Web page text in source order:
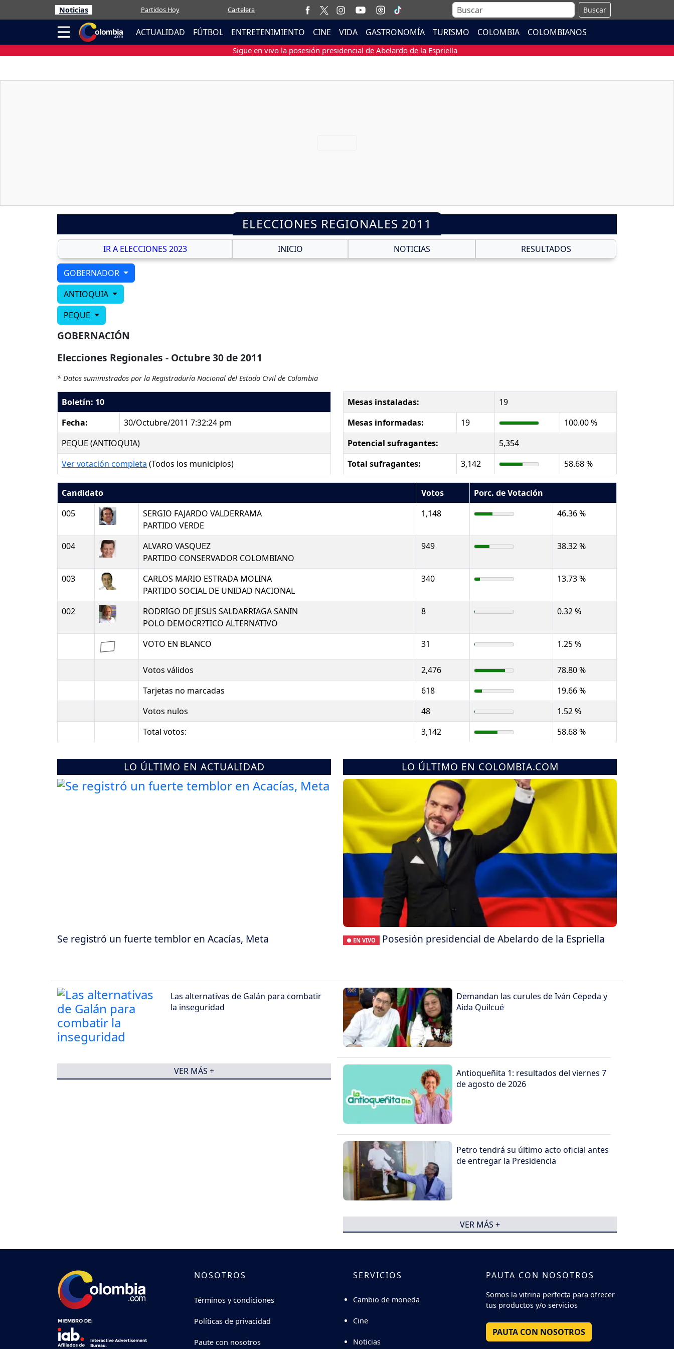
Noticias Partidos Hoy Cartelera Buscar
ACTUALIDAD FÚTBOL ENTRETENIMIENTO CINE VIDA GASTRONOMÍA TURISMO COLOMBIA COLOMBIANOS
Sigue en vivo la posesión presidencial de Abelardo de la Espriella
ELECCIONES REGIONALES 2011
IR A ELECCIONES 2023 INICIO NOTICIAS RESULTADOS
GOBERNADOR
ANTIOQUIA
PEQUE
GOBERNACIÓN
Elecciones Regionales - Octubre 30 de 2011
* Datos suministrados por la Registraduría Nacional del Estado Civil de Colombia
Boletín: 10
Fecha:
30/Octubre/2011 7:32:24 pm
PEQUE (ANTIOQUIA)
Ver votación completa (Todos los municipios)
Mesas instaladas:
19
Mesas informadas:
19
100.00 %
Potencial sufragantes:
5,354
Total sufragantes:
3,142 58.68 %
Candidato Votos
Porc. de Votación
005
SERGIO FAJARDO VALDERRAMA
PARTIDO VERDE
1,148 46.36 %
004
ALVARO VASQUEZ
PARTIDO CONSERVADOR COLOMBIANO
949 38.32 %
003
CARLOS MARIO ESTRADA MOLINA
PARTIDO SOCIAL DE UNIDAD NACIONAL
340 13.73 %
002
RODRIGO DE JESUS SALDARRIAGA SANIN
POLO DEMOCR?TICO ALTERNATIVO
8 0.32 %
VOTO EN BLANCO 31 1.25 %
Votos válidos 2,476
78.80 %
Tarjetas no marcadas
618
19.66 %
Votos nulos
48
1.52 %
Total votos:
3,142 58.68 %
LO ÚLTIMO EN ACTUALIDAD
Se registró un fuerte temblor en Acacías, Meta
Las alternativas de Galán para combatir
la inseguridad
VER MÁS +
LO ÚLTIMO EN COLOMBIA.COM
● EN VIVO Posesión presidencial de Abelardo de la Espriella
Demandan las curules de Iván Cepeda y
Aida Quilcué
Antioqueñita 1: resultados del viernes 7
de agosto de 2026
Petro tendrá su último acto oficial antes
de entregar la Presidencia
VER MÁS +
NOSOTROS
Términos y condiciones
Políticas de privacidad
Paute con nosotros
SERVICIOS
Cambio de moneda
Cine
Noticias
PAUTA CON NOSOTROS
Somos la vitrina perfecta para ofrecer
tus productos y/o servicios
PAUTA CON NOSOTROS